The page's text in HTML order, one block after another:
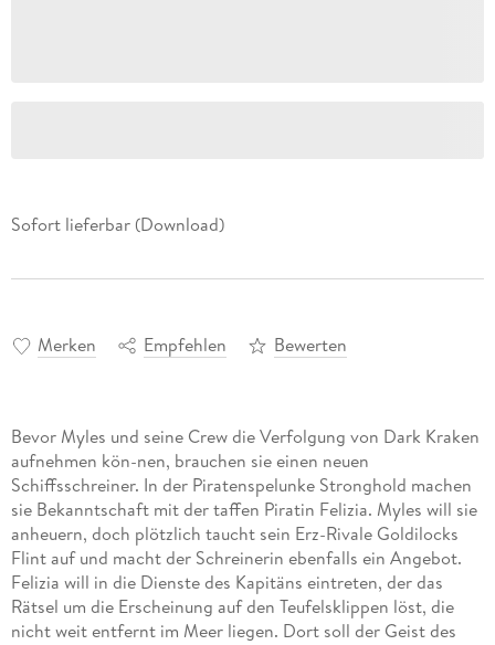
Sofort lieferbar (Download)
Merken Empfehlen Bewerten
Bevor Myles und seine Crew die Verfolgung von Dark Kraken
aufnehmen kön-nen, brauchen sie einen neuen
Schiffsschreiner. In der Piratenspelunke Stronghold machen
sie Bekanntschaft mit der taffen Piratin Felizia. Myles will sie
anheuern, doch plötzlich taucht sein Erz-Rivale Goldilocks
Flint auf und macht der Schreinerin ebenfalls ein Angebot.
Felizia will in die Dienste des Kapitäns eintreten, der das
Rätsel um die Erscheinung auf den Teufelsklippen löst, die
nicht weit entfernt im Meer liegen. Dort soll der Geist des